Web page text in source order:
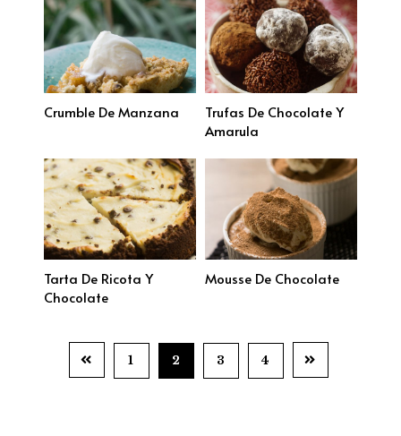
Crumble De Manzana
Trufas De Chocolate Y
Amarula
Tarta De Ricota Y
Chocolate
Mousse De Chocolate
1 2 3 4